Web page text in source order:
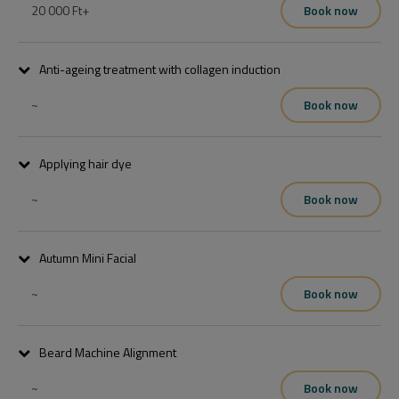
Köszönettel
20 000 Ft+ Book now
Anti-ageing treatment with collagen induction
~
Book now
Kedves Vendégünk!Ha szeretne estleg egy korábbi időpontra jönni
,irja meg nekünk,vagy hívjon minket és mi visszahivjuk,ha
felszabadul időpontunk.
Applying hair dye
~
Book now
Autumn Mini Facial
~
Book now
Beard Machine Alignment
~
Book now